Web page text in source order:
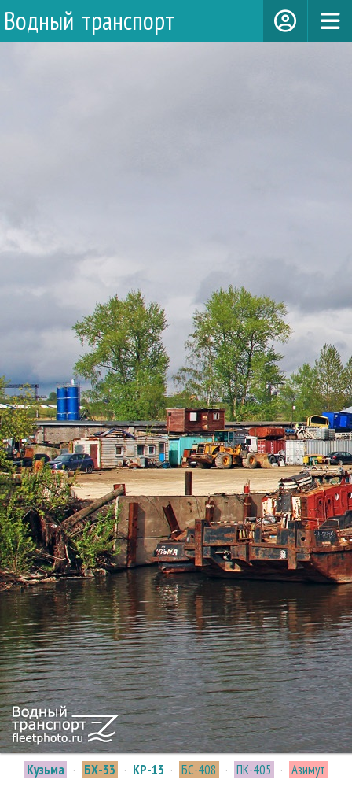
Водный транспорт
Кузьма · БХ-33 · КР-13 · БС-408 · ПК-405 · Азимут